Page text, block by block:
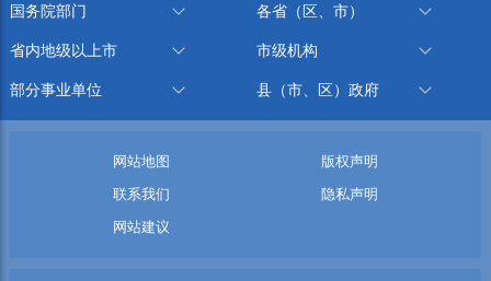
国务院部门 各省（区、市）
省内地级以上市 市级机构
部分事业单位 县（市、区）政府
网站地图
版权声明
联系我们
隐私声明
网站建议